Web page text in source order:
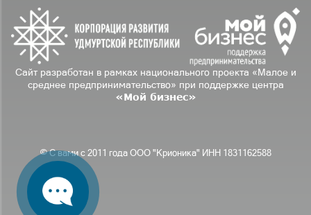
Сайт разработан в рамках национального проекта «Малое и
среднее предпринимательство» при поддержке центра
«Мой бизнес»
© С вами с 2011 года ООО "Крионика" ИНН 1831162588